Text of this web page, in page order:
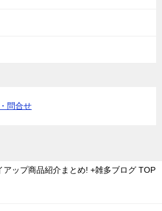
問合せ
アップ商品紹介まとめ! +雑多ブログ TOP